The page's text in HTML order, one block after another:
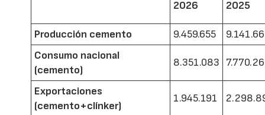
2026 2025
Producción cemento 9.459.655
Consumo nacional
(cemento)
8.351.083
Exportaciones
(cemento+clínker)
1.945.191